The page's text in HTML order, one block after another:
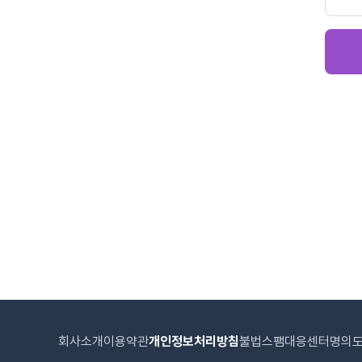
회사소개 이용약관개인정보처리방침불법스팸대응센터 명의